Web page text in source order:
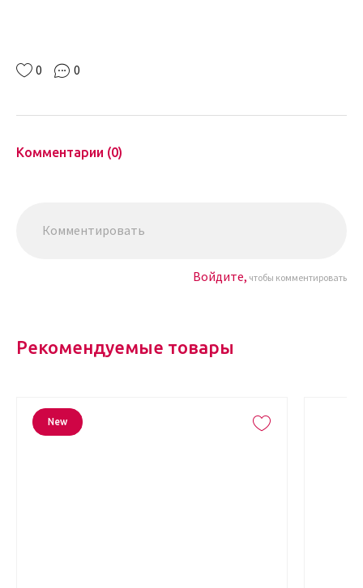
0 0
Комментарии (0)
Войдите, чтобы комментировать
Рекомендуемые товары
New